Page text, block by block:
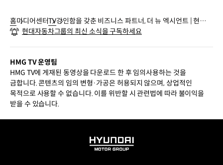
홈미디어센터TV강인함을 갖춘 비즈니스 파트너, 더 뉴 엑시언트 | 현대자
동차
현대자동차그룹의 최신 소식을 구독하세요
HMG TV 운영팀
HMG TV에 게재된 동영상을 다운로드 한 후 임의사용하는 것을
금합니다. 콘텐츠의 임의 변형·가공은 허용되지 않으며, 상업적인
목적으로 사용할 수 없습니다. 이를 위반할 시 관련법에 따라 불이익을
받을 수 있습니다.
HYUNDAI